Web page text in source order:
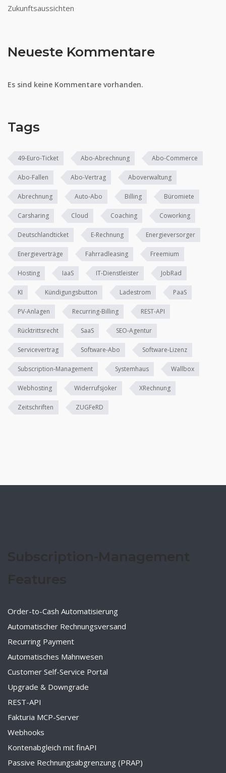
Zukunftsaussichten
Neueste Kommentare
Es sind keine Kommentare vorhanden.
Tags
49-Euro-Ticket Abo-Abrechnung Abo-Commerce
Abo-Fallen Abo-Vertrag Aboverwaltung
Abrechnung Auto-Abo Billing Büromiete
Carsharing Cloud Coaching Coworking
Deutschlandticket E-Rechnung Energieversorger
Energieverträge Fahrradleasing Freemium
Hosting IaaS IT-Dienstleister JobRad
KI Kündigungsbutton Ladestrom PaaS
PV-Anlagen Recurring-Billing REST-API
Rücktrittsrecht SaaS SEO-Agentur
Servicevertrag Software-Abo Software-Lizenz
Subscription-Management Systemhaus Wallbox
Webhosting Widerrufsjoker XRechnung
Zeitschriften ZUGFeRD
Order-to-Cash Automatisierung
Automatischer Rechnungsversand
Recurring Payment
Automatisches Mahnwesen
Customer Self-Service Portal
Upgrade & Downgrade
REST-API
Fakturia MCP-Server
Webhooks
Kontenabgleich mit finAPI
Passive Rechnungsabgrenzung (PRAP)